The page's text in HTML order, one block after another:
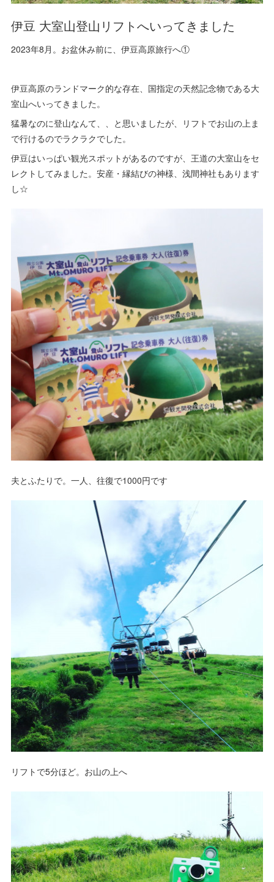
伊豆 大室山登山リフトへいってきました
2023年8月。お盆休み前に、伊豆高原旅行へ①
伊豆高原のランドマーク的な存在、国指定の天然記念物である大
室山へいってきました。
猛暑なのに登山なんて、、と思いましたが、リフトでお山の上ま
で行けるのでラクラクでした。
伊豆はいっぱい観光スポットがあるのですが、王道の大室山をセ
レクトしてみました。安産・縁結びの神様、浅間神社もあります
し☆
夫とふたりで。一人、往復で1000円です
リフトで5分ほど。お山の上へ